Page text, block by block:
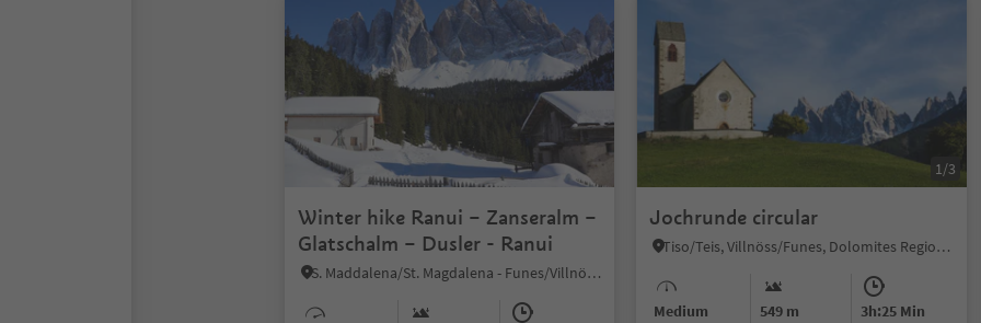
Winter hike Ranui – Zanseralm –
Glatschalm – Dusler - Ranui
S. Maddalena/St. Magdalena - Funes/Villnöss, Villnöss/Funes, Dolomites Region Lüsen Villnöss
1/3
Jochrunde circular
Tiso/Teis, Villnöss/Funes, Dolomites Region Lüsen Villnöss
Medium 549 m 3h:25 Min